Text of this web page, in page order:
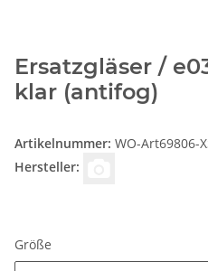
Ersatzgläser /
klar (antifog)
Artikelnummer: WO-Art69806-
Hersteller:
Größe